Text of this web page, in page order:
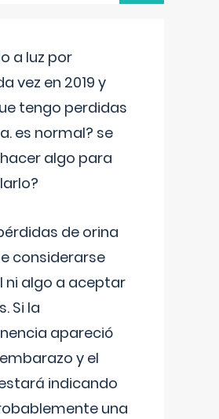
a luz por
vez en 2019 y
tengo perdidas
es normal? se
algo para
de orina
considerarse
ni algo a aceptar
Si la
apareció
y el
indicando
una